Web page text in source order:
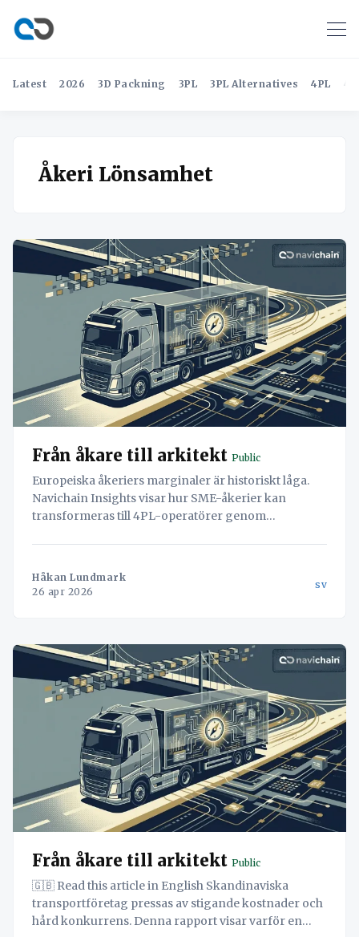
Latest 2026 3D Packning 3PL 3PL Alternatives 4PL
Åkeri Lönsamhet
Från åkare till arkitekt Public
Europeiska åkeriers marginaler är historiskt låga.
Navichain Insights visar hur SME-åkerier kan
transformeras till 4PL-operatörer genom
Håkan Lundmark
26 apr 2026
sv
Från åkare till arkitekt Public
🇬🇧 Read this article in English Skandinaviska
transportföretag pressas av stigande kostnader och
hård konkurrens. Denna rapport visar varför en